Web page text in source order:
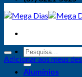
Alumínios
Adicionar aos meus